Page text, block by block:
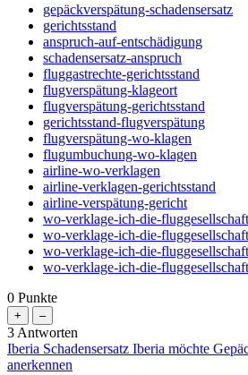
gepäckverspätung-schadensersatz
gerichtsstand
anspruch-auf-entschädigung
schadensersatz-anspruch
fluggastrechte-gerichtsstand
flugverspätung-klageort
flugverspätung-gerichtsstand
gerichtsstand-flugverspätung
flugverspätung-wo-klagen
flugumbuchung-wo-klagen
airline-wo-verklagen
airline-verklagen-gerichtsstand
airline-verspätung-gericht
wo-verklage-ich-die-fluggesellschaft
wo-verklage-ich-die-
wo-verklage-ich-die-
wo-verklage-ich-die-
0 Punkte
3 Antworten
Iberia Schadensersatz Iberia möchte
anerkennen